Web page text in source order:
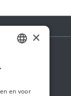
ENGLISH
×
en voor